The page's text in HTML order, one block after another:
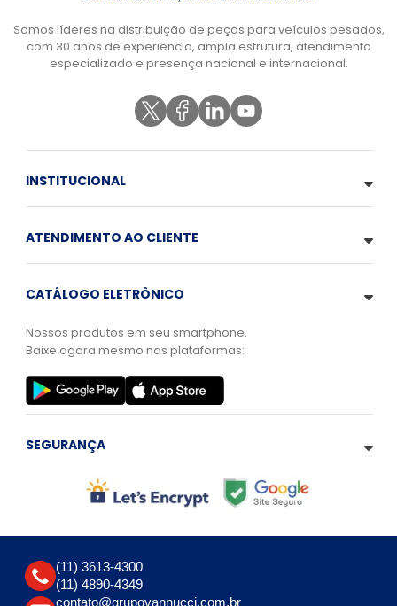
Somos líderes na distribuição de peças para veículos pesados,
com 30 anos de experiência, ampla estrutura, atendimento
especializado e presença nacional e internacional.
INSTITUCIONAL
ATENDIMENTO AO CLIENTE
CATÁLOGO ELETRÔNICO
Nossos produtos em seu smartphone.
Baixe agora mesmo nas plataformas:
SEGURANÇA
(11) 3613-4300
(11) 4890-4349
contato@grupovannucci.com.br